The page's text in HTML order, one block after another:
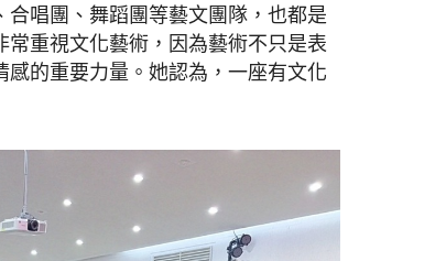
唱團、舞蹈團等藝文團隊，也都是
重視文化藝術，因為藝術不只是表
的重要力量。她認為，一座有文化